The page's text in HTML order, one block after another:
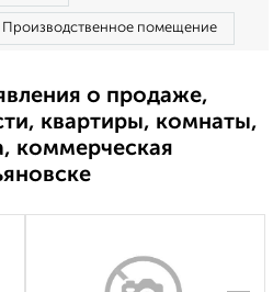
Производственное помещение
о продаже,
квартиры, комнаты,
коммерческая